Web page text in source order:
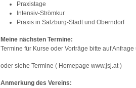
Praxistage
Intensiv-Strömkur
Praxis in Salzburg-Stadt und Oberndorf
Meine nächsten Termine:
Termine für Kurse oder Vorträge bitte auf
oder siehe Termine ( Homepage www.jsj.at )
Anmerkung des Vereins: